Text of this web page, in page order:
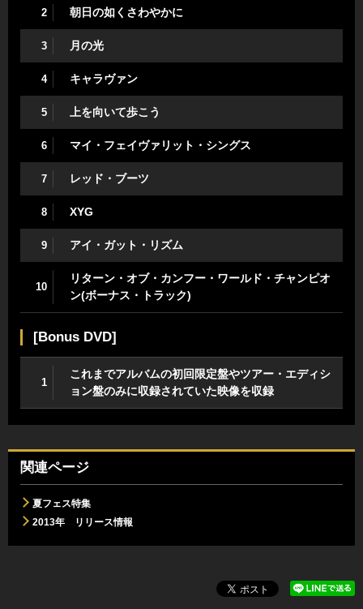
2 朝日の如くさわやかに
3 月の光
4 キャラヴァン
5 上を向いて歩こう
6 マイ・フェイヴァリット・シングス
7 レッド・ブーツ
8 XYG
9 アイ・ガット・リズム
10
リターン・オブ・カンフー・ワールド・チャンピオ
ン(ボーナス・トラック)
[Bonus DVD]
1
これまでアルバムの初回限定盤やツアー・エディシ
ョン盤のみに収録されていた映像を収録
関連ページ
夏フェス特集
2013年 リリース情報